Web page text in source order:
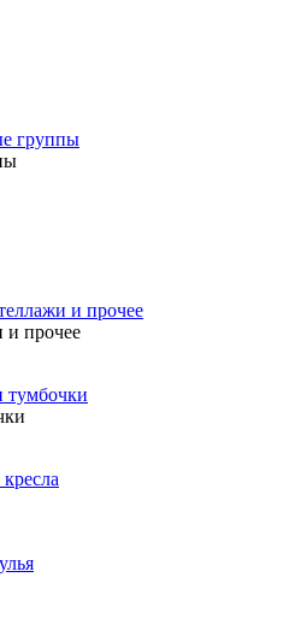
группы
и прочее
и прочее
тумбочки